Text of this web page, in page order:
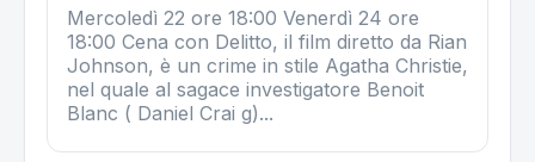
Mercoledì 22 ore 18:00 Venerdì 24 ore
18:00 Cena con Delitto, il film diretto da Rian
Johnson, è un crime in stile Agatha Christie,
nel quale al sagace investigatore Benoit
Blanc ( Daniel Crai g)...